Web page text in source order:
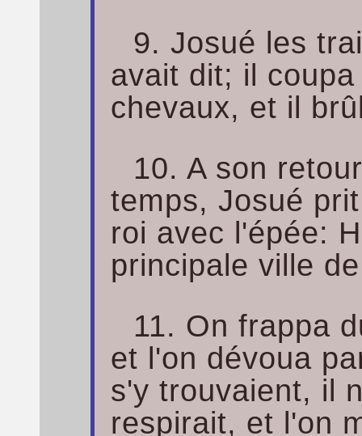
9. Josué les
avait dit; il
chevaux, et il
10. A son
temps, Josué
roi avec l'épée:
principale ville
11. On frappa
et l'on dévoua
s'y trouvaient, il
respirait, et l'on